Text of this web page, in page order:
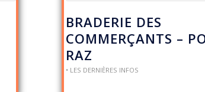
BRADERIE DES
COMMERÇANTS –
RAZ
• LES DERNIÈRES INFOS